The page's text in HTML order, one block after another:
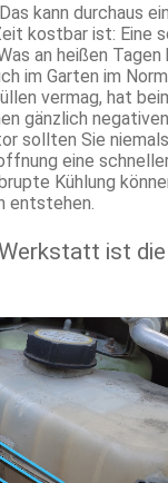
kann durchaus
kostbar ist: Eine
an heißen Tagen
im Garten im
vermag, hat
gänzlich
sollten Sie
eine
Kühlung
entstehen.
Werkstatt ist